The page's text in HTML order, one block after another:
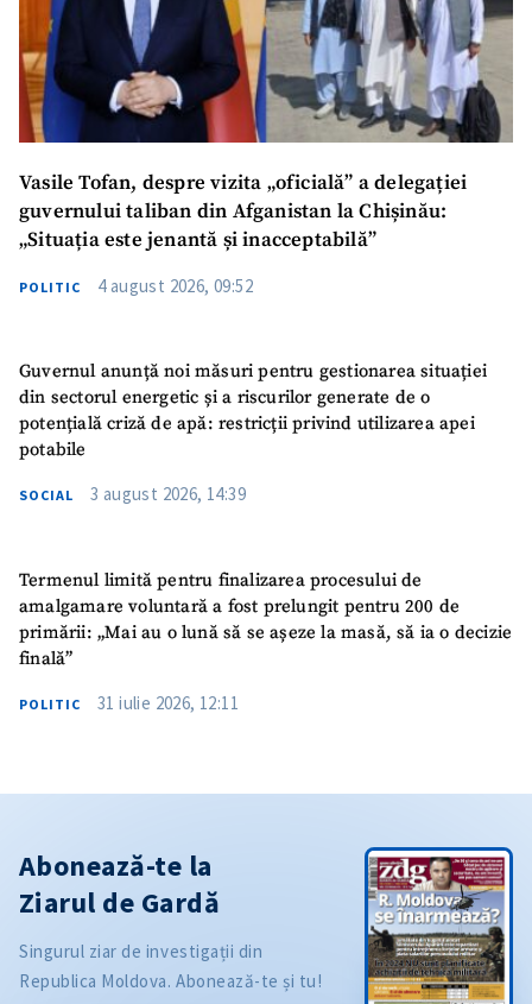
Vasile Tofan, despre vizita „oficială” a delegației
guvernului taliban din Afganistan la Chișinău:
„Situația este jenantă și inacceptabilă”
POLITIC 4 august 2026, 09:52
Guvernul anunță noi măsuri pentru gestionarea situației
din sectorul energetic și a riscurilor generate de o
potențială criză de apă: restricții privind utilizarea apei
potabile
SOCIAL 3 august 2026, 14:39
Termenul limită pentru finalizarea procesului de
amalgamare voluntară a fost prelungit pentru 200 de
primării: „Mai au o lună să se așeze la masă, să ia o decizie
finală”
POLITIC 31 iulie 2026, 12:11
Abonează-te la
Ziarul de Gardă
Singurul ziar de investigații din
Republica Moldova. Abonează-te și tu!